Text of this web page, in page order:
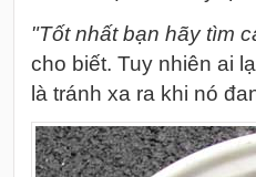
"Tốt nhất bạn hãy tìm
cho biết. Tuy nhiên ai
là tránh xa ra khi nó